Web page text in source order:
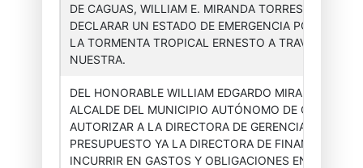
Asesor(a)
Ejecutiva
Órdenes
Ejecutivas
2024-
008
DE CAGUAS, WILLIAM E. MIRANDA TORRES, PARA
DECLARAR UN ESTADO DE EMERGENCIA POR EL
LA TORMENTA TROPICAL ERNESTO A TRAVÉS DE
NUESTRA.
Asesor(a)
Ejecutiva
Órdenes
Ejecutivas
2024-
009
DEL HONORABLE WILLIAM EDGARDO MIRANDA
ALCALDE DEL MUNICIPIO AUTÓNOMO DE CAGUAS,
AUTORIZAR A LA DIRECTORA DE GERENCIA Y
PRESUPUESTO YA LA DIRECTORA DE FINANZAS A
INCURRIR EN GASTOS Y OBLIGACIONES EN EXCESO